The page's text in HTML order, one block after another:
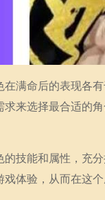
满命后的表现各
求来选择最合适的
技能和属性，充
体验，从而在这